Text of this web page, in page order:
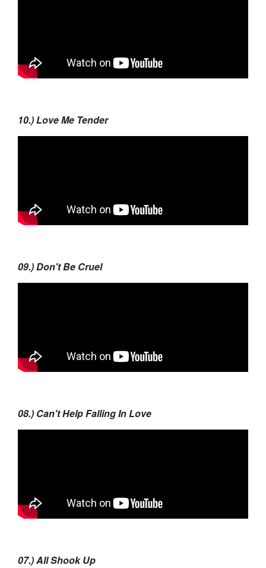
10.) Love Me Tender
09.) Don't Be Cruel
08.) Can't Help Falling In Love
07.) All Shook Up